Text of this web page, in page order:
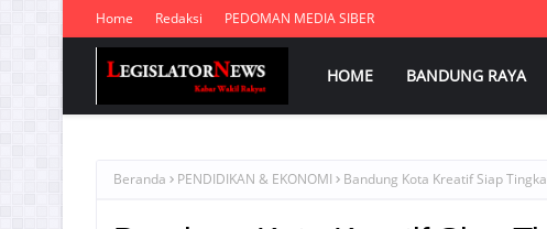
Home Redaksi PEDOMAN MEDIA SIBER
HOME BANDUNG RAYA
Beranda PENDIDIKAN & EKONOMI Bandung Kota Kreatif Siap